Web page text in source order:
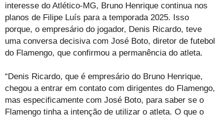
interesse do Atlético-MG, Bruno Henrique continua nos
planos de Filipe Luís para a temporada 2025. Isso
porque, o empresário do jogador, Denis Ricardo, teve
uma conversa decisiva com José Boto, diretor de futebol
do Flamengo, que confirmou a permanência do atleta.
“Denis Ricardo, que é empresário do Bruno Henrique,
chegou a entrar em contato com dirigentes do Flamengo,
mas especificamente com José Boto, para saber se o
Flamengo tinha a intenção de utilizar o atleta. O que o